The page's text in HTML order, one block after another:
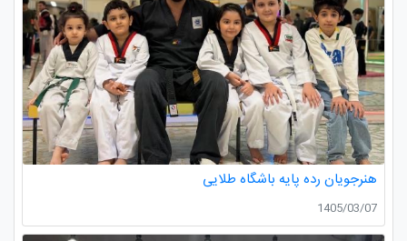
هنرجویان رده پایه باشگاه طلایی
1405/03/07